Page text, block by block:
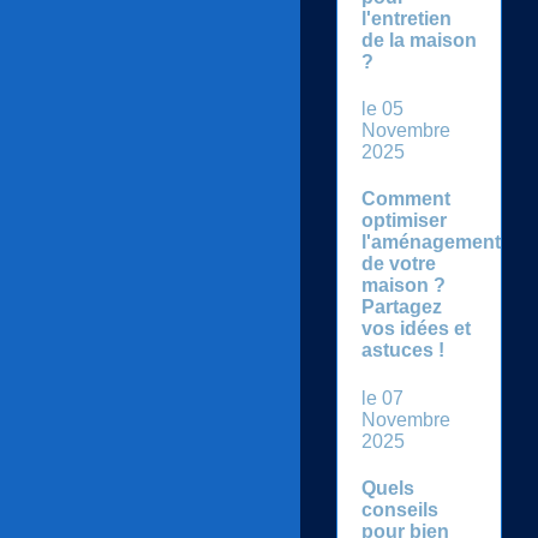
l'entretien
de la maison
?
le 05
Novembre
2025
Comment
optimiser
l'aménagement
de votre
maison ?
Partagez
vos idées et
astuces !
le 07
Novembre
2025
Quels
conseils
pour bien